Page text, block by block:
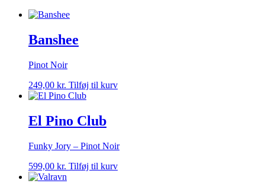
Banshee
Pinot Noir
249,00 kr. Tilføj til kurv
El Pino Club
Funky Jory – Pinot Noir
599,00 kr. Tilføj til kurv